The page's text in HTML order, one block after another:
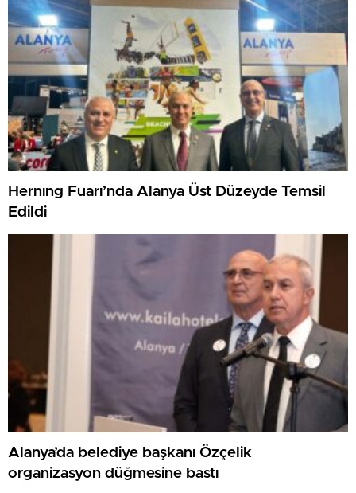
Hernıng Fuarı’nda Alanya Üst Düzeyde Temsil
Edildi
Alanya’da belediye başkanı Özçelik
organizasyon düğmesine bastı